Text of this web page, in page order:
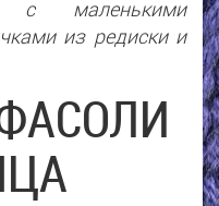
с маленькими
из редиски и